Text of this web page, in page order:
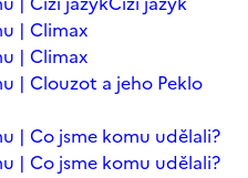
| Climax
| Climax
| Clouzot a jeho Peklo
| Co jsme komu udělali?
| Co jsme komu udělali?